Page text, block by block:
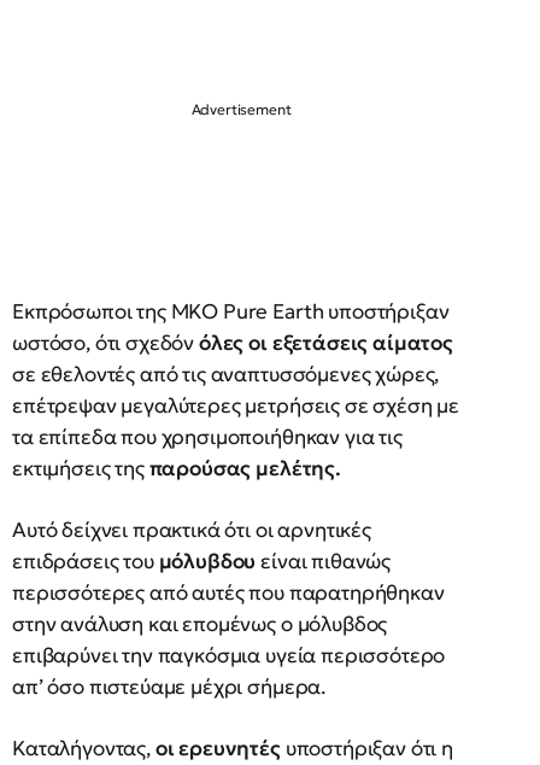
Εκπρόσωποι της ΜΚΟ Pure Earth υποστήριξαν
ωστόσο, ότι σχεδόνόλες οι εξετάσεις αίματος
σε εθελοντές από τις αναπτυσσόμενες χώρες,
επέτρεψαν μεγαλύτερες μετρήσεις σε σχέση με
τα επίπεδα που χρησιμοποιήθηκαν για τις
εκτιμήσεις τηςπαρούσας μελέτης.
Αυτό δείχνει πρακτικά ότι οι αρνητικές
επιδράσεις του μόλυβδου είναι πιθανώς
περισσότερες από αυτές που παρατηρήθηκαν
στην ανάλυση και επομένως ο μόλυβδος
επιβαρύνει την παγκόσμια υγεία περισσότερο
απ’ όσο πιστεύαμε μέχρι σήμερα.
Καταλήγοντας,οι ερευνητές υποστήριξαν ότι η